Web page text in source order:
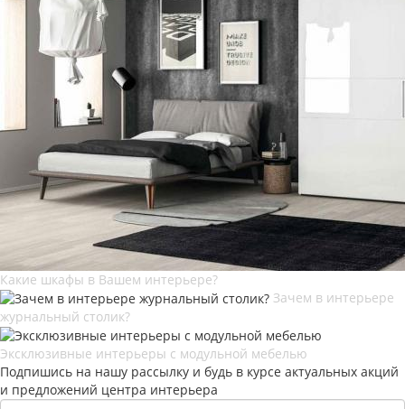
Какие шкафы в Вашем интерьере?
Зачем в интерьере
журнальный столик?
Эксклюзивные интерьеры с модульной мебелью
Подпишись на нашу рассылку и будь в курсе актуальных акций
и предложений центра интерьера